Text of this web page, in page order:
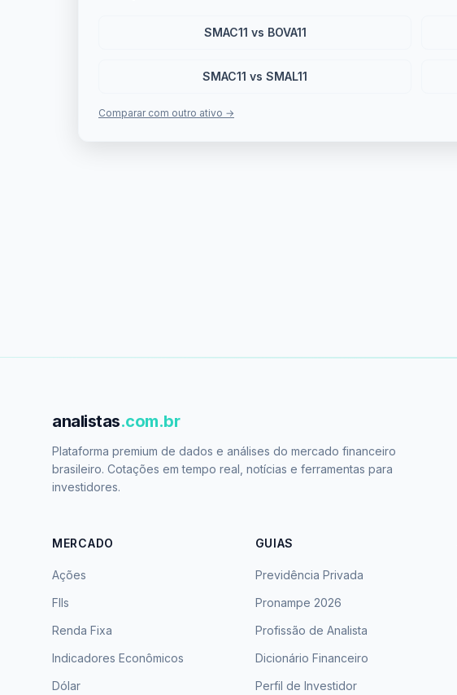
SMAC11 vs BOVA11
SMAC11 vs SMAL11
Comparar com outro ativo →
analistas.com.br
Plataforma premium de dados e análises do mercado financeiro
brasileiro. Cotações em tempo real, notícias e ferramentas para
investidores.
MERCADO
Ações
FIIs
Renda Fixa
Indicadores Econômicos
Dólar
GUIAS
Previdência Privada
Pronampe 2026
Profissão de Analista
Dicionário Financeiro
Perfil de Investidor